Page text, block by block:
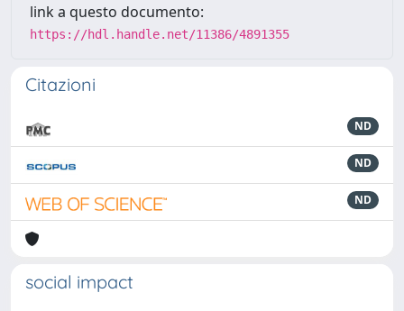
link a questo documento:
https://hdl.handle.net/11386/4891355
Citazioni
ND
ND
ND
social impact